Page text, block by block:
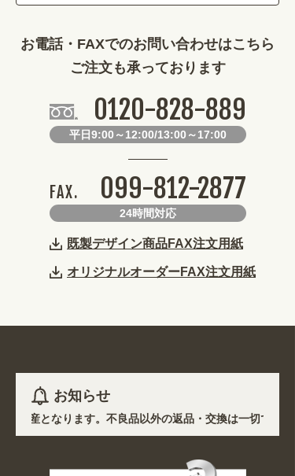
その他 (1786)
お電話・FAXでのお問い合わせはこちら
ご注文も承っております
0120-828-889
平日9:00～12:00/13:00～17:00
FAX. 099-812-2877
24時間対応
既製デザイン商品FAX注文用紙
オリジナルオーダーFAX注文用紙
お知らせ
産となります。不良品以外の返品・交換は一切できま